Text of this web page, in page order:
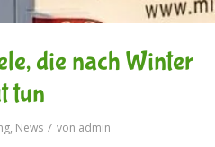
die nach Winter
tun
, News / von admin